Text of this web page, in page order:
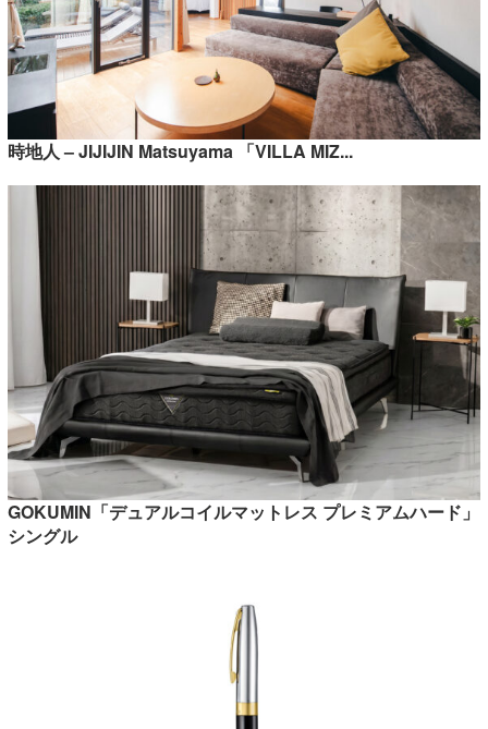
時地人 – JIJIJIN Matsuyama 「VILLA MIZ...
GOKUMIN「デュアルコイルマットレス プレミアムハード」
シングル